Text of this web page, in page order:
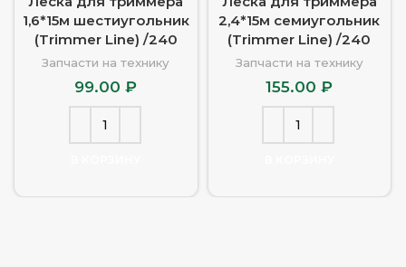
1,6*15м шестиугольник
(Trimmer Line) /240
Запчасти на технику
99.00₽
2,4*15м семиугольник
(Trimmer Line) /240
Запчасти на технику
155.00₽